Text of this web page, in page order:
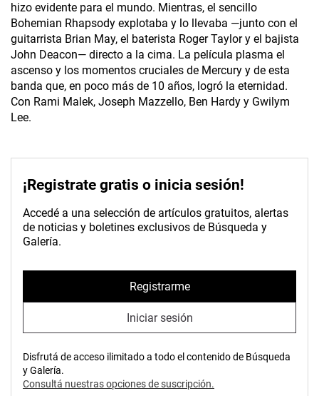
hizo evidente para el mundo. Mientras, el sencillo
Bohemian Rhapsody explotaba y lo llevaba —junto con el
guitarrista Brian May, el baterista Roger Taylor y el bajista
John Deacon— directo a la cima. La película plasma el
ascenso y los momentos cruciales de Mercury y de esta
banda que, en poco más de 10 años, logró la eternidad.
Con Rami Malek, Joseph Mazzello, Ben Hardy y Gwilym
Lee.
¡Registrate gratis o inicia sesión!
Accedé a una selección de artículos gratuitos, alertas
de noticias y boletines exclusivos de Búsqueda y
Galería.
Registrarme
Iniciar sesión
Disfrutá de acceso ilimitado a todo el contenido de Búsqueda
y Galería.
Consultá nuestras opciones de suscripción.